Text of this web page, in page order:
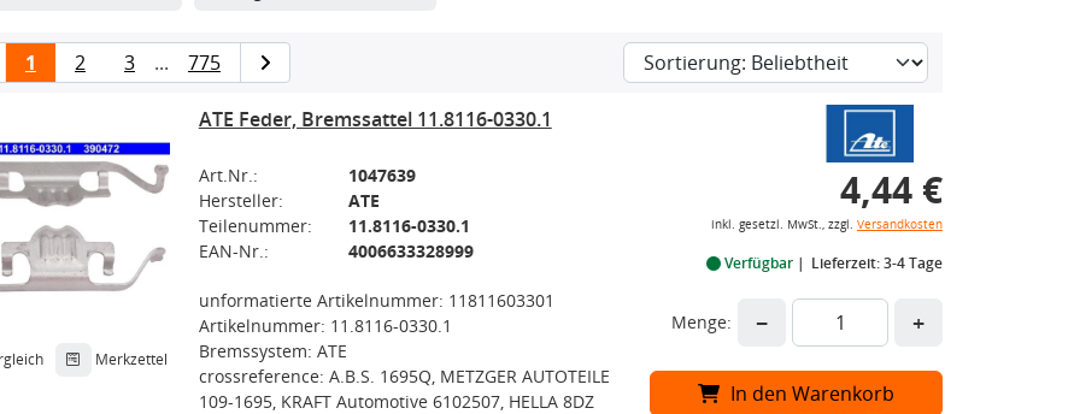
1 2 3 ... 775
Merkzettel
ATE Feder, Bremssattel 11.8116-0330.1
Art.Nr.:
1047639
Hersteller:
ATE
Teilenummer:
11.8116-0330.1
EAN-Nr.:
4006633328999
unformatierte Artikelnummer: 11811603301
Artikelnummer: 11.8116-0330.1
Bremssystem: ATE
crossreference: A.B.S. 1695Q, METZGER AUTOTEILE
109-1695, KRAFT Automotive 6102507, HELLA 8DZ
4,44 €
inkl. gesetzl. MwSt., zzgl. Versandkosten
Verfügbar Lieferzeit: 3-4 Tage
Menge: − +
In den Warenkorb